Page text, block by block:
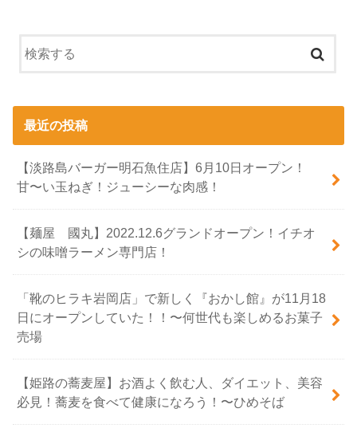
最近の投稿
【淡路島バーガー明石魚住店】6月10日オープン！
甘〜い玉ねぎ！ジューシーな肉感！
【麺屋 國丸】2022.12.6グランドオープン！イチオ
シの味噌ラーメン専門店！
「靴のヒラキ岩岡店」で新しく『おかし館』が11月18
日にオープンしていた！！〜何世代も楽しめるお菓子
売場
【姫路の蕎麦屋】お酒よく飲む人、ダイエット、美容
必見！蕎麦を食べて健康になろう！〜ひめそば